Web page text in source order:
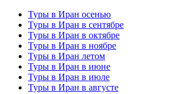
Туры в Иран осенью
Туры в Иран в сентябре
Туры в Иран в октябре
Туры в Иран в ноябре
Туры в Иран летом
Туры в Иран в июне
Туры в Иран в июле
Туры в Иран в августе